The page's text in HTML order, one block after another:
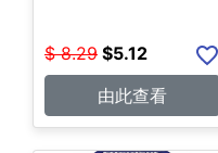
$ 8.29 $5.12
由此查看